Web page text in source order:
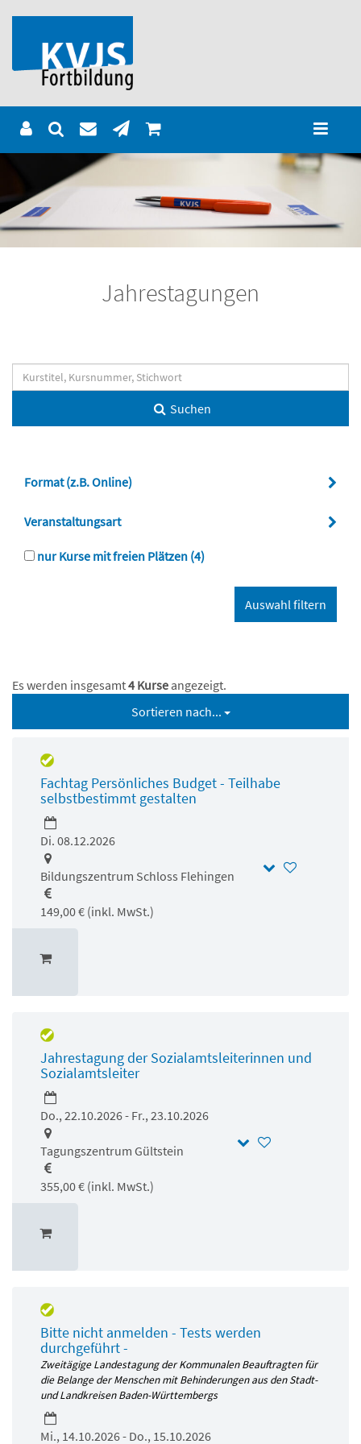
Jahrestagungen
Suchen
Format (z.B. Online)
Veranstaltungsart
nur Kurse mit freien Plätzen (4)
Es werden insgesamt4 Kurse angezeigt.
Sortieren nach...
Fachtag Persönliches Budget - Teilhabe
selbstbestimmt gestalten
Di. 08.12.2026
Bildungszentrum Schloss Flehingen
149,00 € (inkl. MwSt.)
Jahrestagung der Sozialamtsleiterinnen und
Sozialamtsleiter
Do., 22.10.2026 - Fr., 23.10.2026
Tagungszentrum Gültstein
355,00 € (inkl. MwSt.)
Bitte nicht anmelden - Tests werden
durchgeführt -
Zweitägige Landestagung der Kommunalen Beauftragten für
die Belange der Menschen mit Behinderungen aus den Stadt-
und Landkreisen Baden-Württembergs
Mi., 14.10.2026 - Do., 15.10.2026